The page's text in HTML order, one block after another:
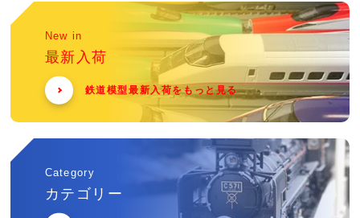
New in
最新入荷
鉄道模型最新入荷をもっと見る
Category
カテゴリー